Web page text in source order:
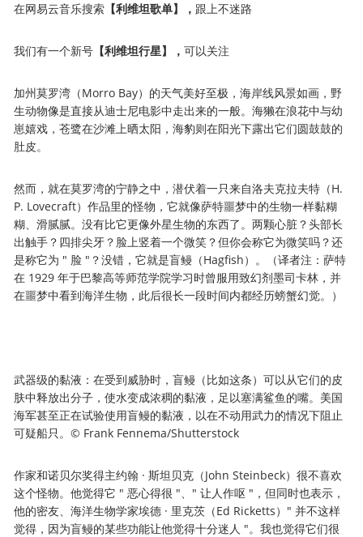
在网易云音乐搜索 【利维坦歌单】 ， 跟上不迷路
我们有一个新号 【利维坦行星】 ，可以关注
加州莫罗湾（Morro Bay）的天气美好至极，海岸线风景如画，野
生动物像是直接从迪士尼电影中走出来的一般。海獭在浪花中与幼
崽嬉戏，苍鹭在沙滩上晒太阳，海豹则在阳光下露出它们圆鼓鼓的
肚皮。
然而，就在莫罗湾的宁静之中，潜伏着一只来自洛夫克拉夫特（H.
P. Lovecraft）作品里的怪物，它就像萨特噩梦中的生物一样黏糊
糊、滑腻腻。没有比它更像外星生物的东西了。两颗心脏？头部长
出触手？四排尖牙？脸上竖着一个微笑？但你会称它为微笑吗？还
是称它为 " 脸 "？没错，它就是盲鳗（Hagfish）。（译者注：萨特
在 1929 年于巴黎高等师范学院学习时曾服用致幻剂墨司卡林，并
在噩梦中看到海洋生物，此后很长一段时间内都经历螃蟹幻觉。）
武器级的黏液：在受到威胁时，盲鳗（比如这条）可以从它们的皮
肤中释放出分子，使水变成浓稠的黏液，足以塞满鲨鱼的嘴。美国
海军甚至正在试验使用盲鳗的黏液，以在不动用武力的情况下阻止
可疑船只。© Frank Fennema/Shutterstock
作家和诺贝尔奖得主约翰 · 斯坦贝克（John Steinbeck）很不喜欢
这个怪物。他觉得它 " 恶心得很 "、" 让人作呕 "，但同时也表示，
他的密友、海洋生物学家埃德 · 里克茨（Ed Ricketts）" 并不这样
觉得，因为盲鳗的某些功能让他觉得十分迷人 "。我也觉得它们很